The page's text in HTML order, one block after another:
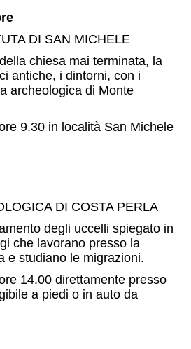
DI SAN MICHELE
chiesa mai terminata, la
antiche, i dintorni, con i
archeologica di Monte
9.30 in località San Michele
DI COSTA PERLA
degli uccelli spiegato in
che lavorano presso la
e studiano le migrazioni.
14.00 direttamente presso
a piedi o in auto da